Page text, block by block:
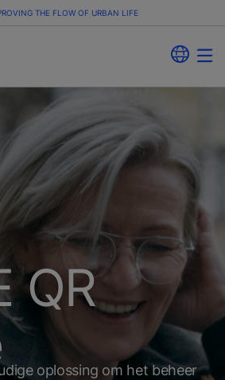
THE FLOW OF URBAN LIFE
QR
oplossing om het beheer